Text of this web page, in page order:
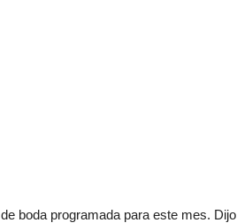
boda programada para este mes. Dijo